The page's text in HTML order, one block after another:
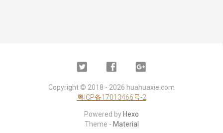
Twitter FacebookGoogle
Copyright © 2018 - 2026 huahuaxie.com
粤ICP备17013466号-2
Powered by Hexo
Theme - Material